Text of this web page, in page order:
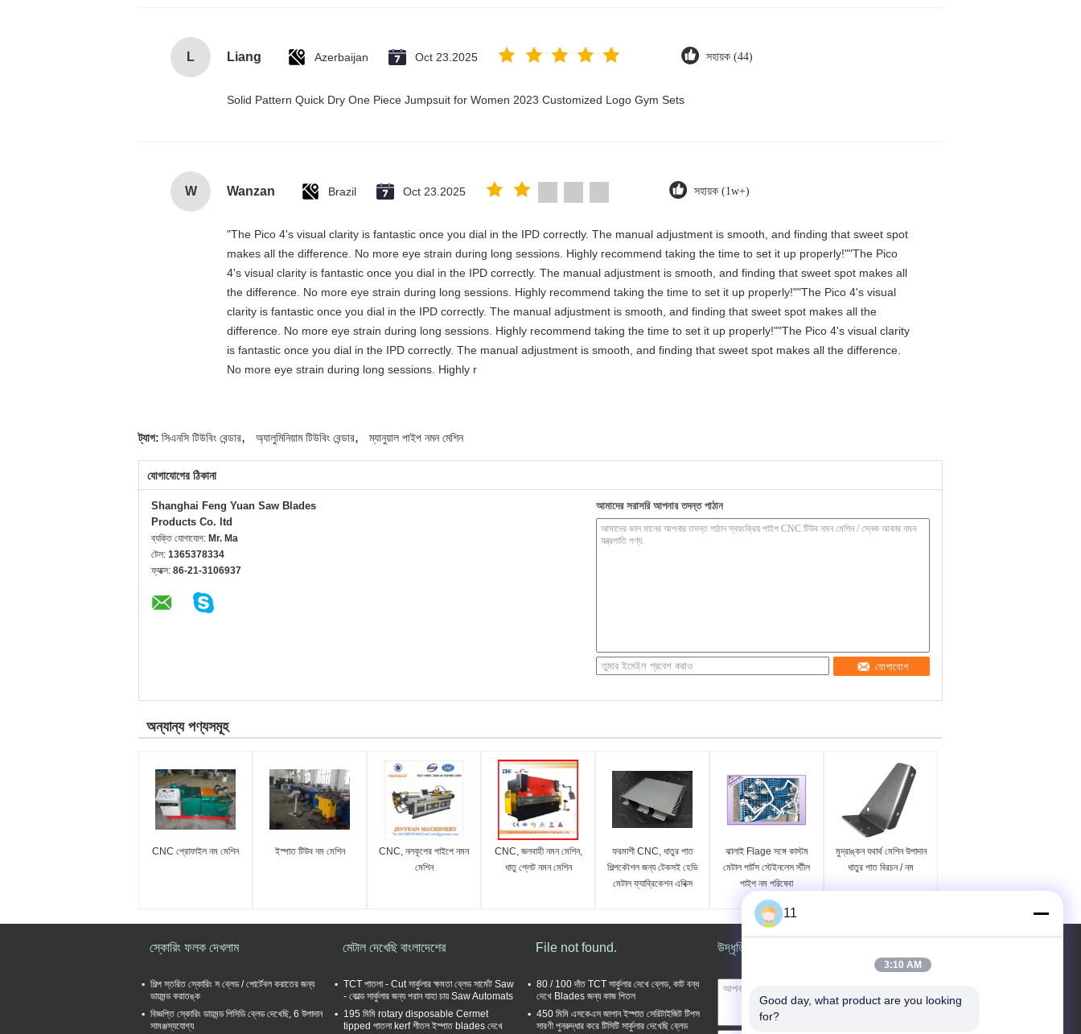
L Liang Azerbaijan Oct 23.2025 সহায়ক (44)
Solid Pattern Quick Dry One Piece Jumpsuit for Women 2023 Customized Logo Gym Sets
W Wanzan Brazil Oct 23.2025 সহায়ক (1w+)
"The Pico 4's visual clarity is fantastic once you dial in the IPD correctly. The manual adjustment is smooth, and finding that sweet spot
makes all the difference. No more eye strain during long sessions. Highly recommend taking the time to set it up properly!""The Pico
4's visual clarity is fantastic once you dial in the IPD correctly. The manual adjustment is smooth, and finding that sweet spot makes all
the difference. No more eye strain during long sessions. Highly recommend taking the time to set it up properly!""The Pico 4's visual
clarity is fantastic once you dial in the IPD correctly. The manual adjustment is smooth, and finding that sweet spot makes all the
difference. No more eye strain during long sessions. Highly recommend taking the time to set it up properly!""The Pico 4's visual clarity
is fantastic once you dial in the IPD correctly. The manual adjustment is smooth, and finding that sweet spot makes all the difference.
No more eye strain during long sessions. Highly r
ট্যাগ: সিএনসি টিউবিং বেন্ডার, অ্যালুমিনিয়াম টিউবিং বেন্ডার, ম্যানুয়াল পাইপ নমন মেশিন
যোগাযোগের ঠিকানা
Shanghai Feng Yuan Saw Blades
Products Co. ltd
ব্যক্তি যোগাযোগ: Mr. Ma
টেল: 1365378334
ফ্যাক্স: 86-21-3106937
আমাদের সরাসরি আপনার তদন্ত পাঠান
যোগাযোগ
অন্যান্য পণ্যসমূহ
CNC প্রোফাইল নম মেশিন ইস্পাত টিউব নম মেশিন
CNC, নলকূপের পাইপে নমন
মেশিন
CNC, জলবাহী নমন মেশিন,
ধাতু প্লেট নমন মেশিন
ফরমাশী CNC, ধাতুর পাত
শিল্পকৌশল জন্য টেকসই হেভি
মেটাল ফ্যাব্রিকেশন এথিক্স
ঝালাই Flage সঙ্গে কাস্টম
মেটাল পার্টস স্টেইনলেস স্টীল
পাইপ নম পরিষেবা
মুদ্রাঙ্কন যথার্থ মেশিন উপাদান
ধাতুর পাত বিরচন / নম
স্কোরিং ফলক দেখলাম
শিল্প স্তরিত স্কোরিং স ব্লেড / পোর্টেবল করাতের জন্য
ডায়মন্ড করাতঙ্ক
বিজ্ঞপ্তি স্কোরিং ডায়মন্ড পিসিডি ব্লেড দেখেছি, 6 উপাদান
সামঞ্জস্যযোগ্য
মেটাল দেখেছি বাংলাদেশের
TCT পাতলা - Cut সার্কুলার ক্ষমতা ব্লেড সার্মেট Saw
- কোল্ড সার্কুলার জন্য পরান যাহা চায় Saw Automats
195 মিমি rotary disposable Cermet
tipped পাতলা kerf শীতল ইস্পাত blades দেখে
File not found.
80 / 100 দাঁত TCT সার্কুলার দেখে ব্লেড, কাট বন্ধ
দেখে Blades জন্য কাজ পিতল
450 মিমি এসকেএস জাপান ইস্পাত সেরিটাইজিট টিপস
সারণী পুনরুদ্ধার করে টিসিটি সার্কুলার দেখেছি ব্লেড
উদ্ধৃতির জন্য আবেদন
11
3:10 AM
Good day, what product are you looking
for?